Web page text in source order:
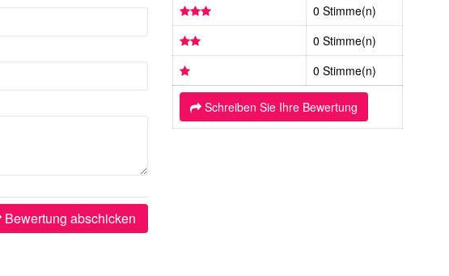
Bewertung abschicken
0 Stimme(n)
0 Stimme(n)
0 Stimme(n)
Schreiben Sie Ihre Bewertung